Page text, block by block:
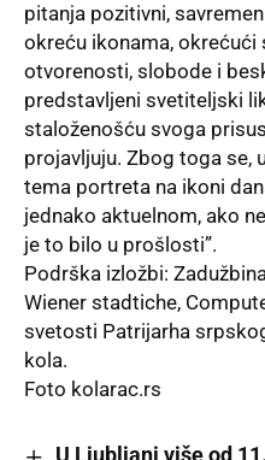
pitanja pozitivni,
okreću ikonama,
otvorenosti, slobode i
predstavljeni svetiteljski
staloženošću svoga
projavljuju. Zbog toga se,
tema portreta na ikoni
jednako aktuelnom, ako
je to bilo u prošlosti”.
Podrška izložbi:
Wiener stadtiche,
svetosti Patrijarha
kola.
Foto kolarac.rs